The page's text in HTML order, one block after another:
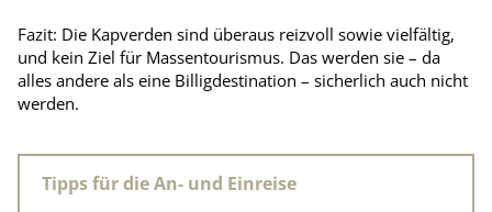
Fazit: Die Kapverden sind überaus reizvoll sowie vielfältig,
und kein Ziel für Massentourismus. Das werden sie – da
alles andere als eine Billigdestination – sicherlich auch nicht
werden.
Tipps für die An- und Einreise